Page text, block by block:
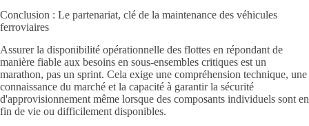
Conclusion : Le partenariat, clé de la maintenance des véhicules
ferroviaires
Assurer la disponibilité opérationnelle des flottes en répondant de
manière fiable aux besoins en sous-ensembles critiques est un
marathon, pas un sprint. Cela exige une compréhension technique, une
connaissance du marché et la capacité à garantir la sécurité
d'approvisionnement même lorsque des composants individuels sont en
fin de vie ou difficilement disponibles.